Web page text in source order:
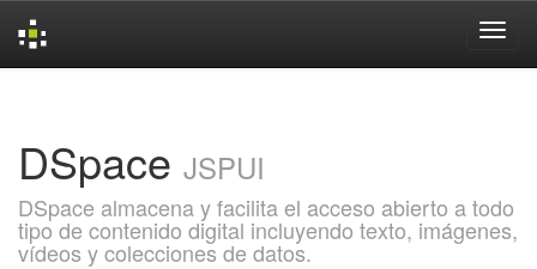
DSpace JSPUI
DSpace almacena y facilita el acceso abierto a todo
tipo de contenido digital incluyendo texto, imágenes,
vídeos y colecciones de datos.